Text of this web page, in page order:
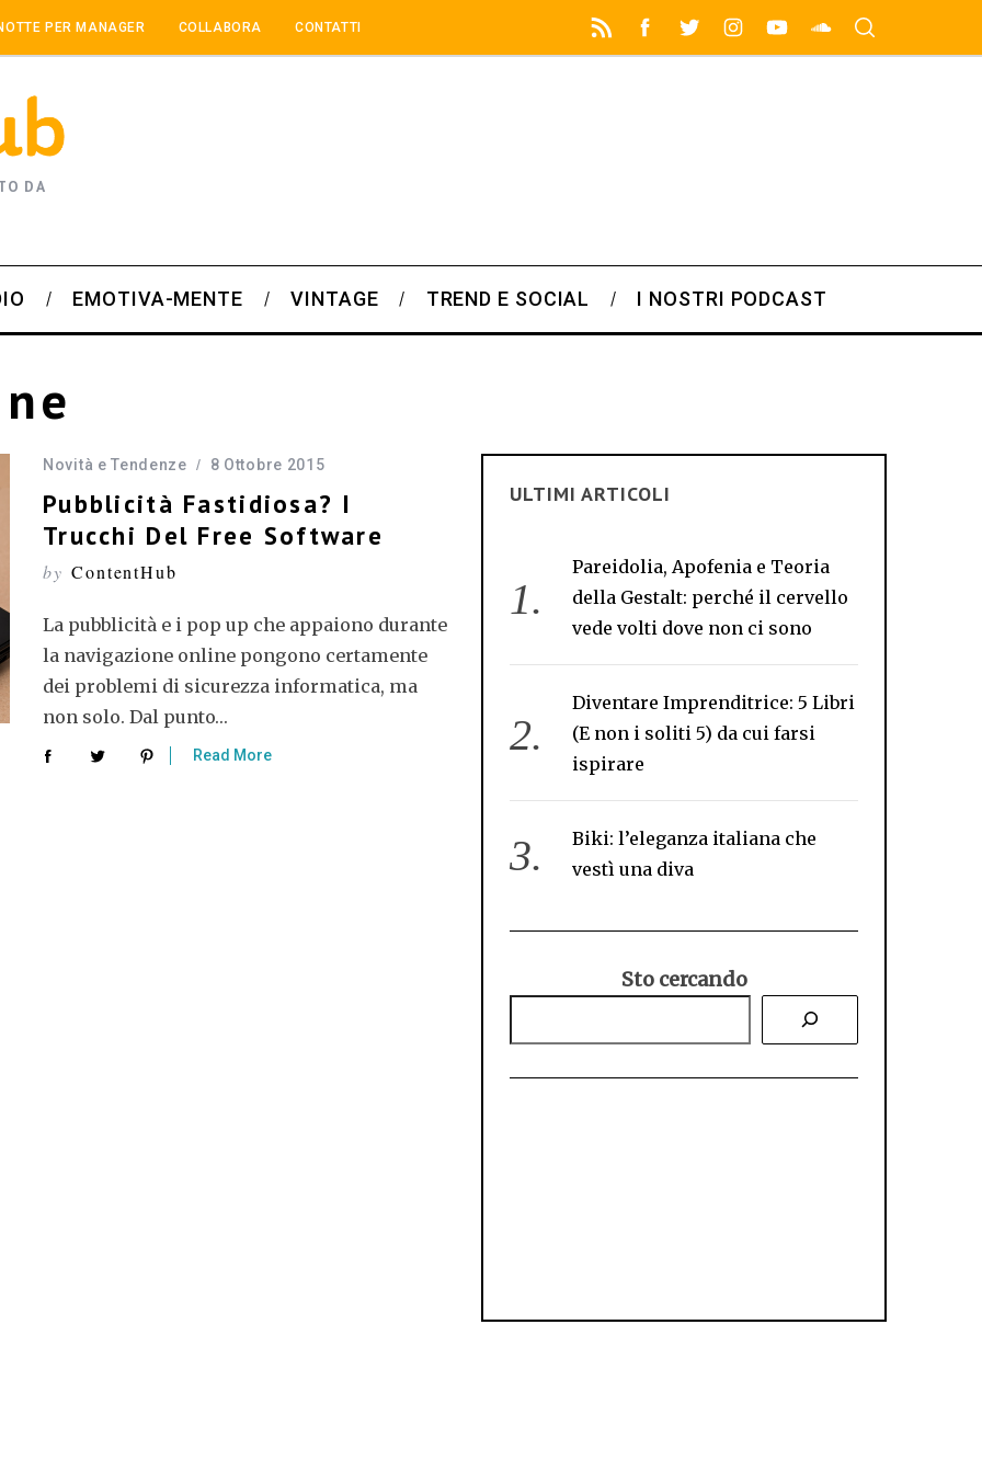
PER MANAGER COLLABORA CONTATTI
DA
EMOTIVA-MENTE VINTAGE TREND E SOCIAL I NOSTRI PODCAST
Novità e Tendenze 8 Ottobre 2015
Pubblicità Fastidiosa? I
Trucchi Del Free Software
by ContentHub
La pubblicità e i pop up che appaiono durante
la navigazione online pongono certamente
dei problemi di sicurezza informatica, ma
non solo. Dal punto…
Read More
ULTIMI ARTICOLI
Pareidolia, Apofenia e Teoria
della Gestalt: perché il cervello
vede volti dove non ci sono
Diventare Imprenditrice: 5 Libri
(E non i soliti 5) da cui farsi
ispirare
Biki: l’eleganza italiana che
vestì una diva
Sto cercando